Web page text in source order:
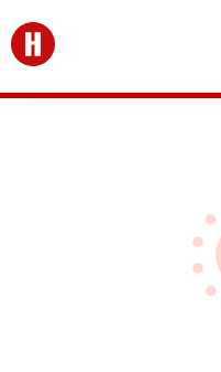
Перейти на главную